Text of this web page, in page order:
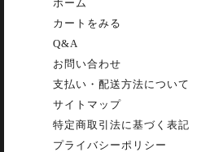
ホーム
カートをみる
Q&A
お問い合わせ
支払い・配送方法について
サイトマップ
特定商取引法に基づく表記
プライバシーポリシー